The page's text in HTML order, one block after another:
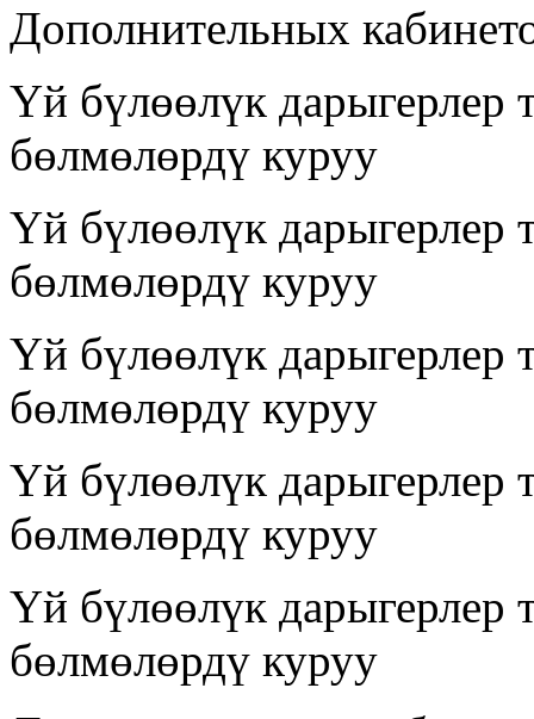
Дополнительных
Үй бүлөөлүк дарыгерлер
бөлмөлөрдү куруу
Үй бүлөөлүк дарыгерлер
бөлмөлөрдү куруу
Үй бүлөөлүк дарыгерлер
бөлмөлөрдү куруу
Үй бүлөөлүк дарыгерлер
бөлмөлөрдү куруу
Үй бүлөөлүк дарыгерлер
бөлмөлөрдү куруу